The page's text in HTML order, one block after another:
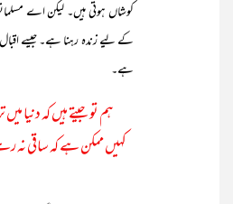
کوشاں ہوتی ہیں۔ لیکن اے
کے لیے زندہ رہنا ہے۔ جیسے
ہے۔
ہم تو جیتے ہیں کہ دنیا
کہیں ممکن ہے کہ ساقی